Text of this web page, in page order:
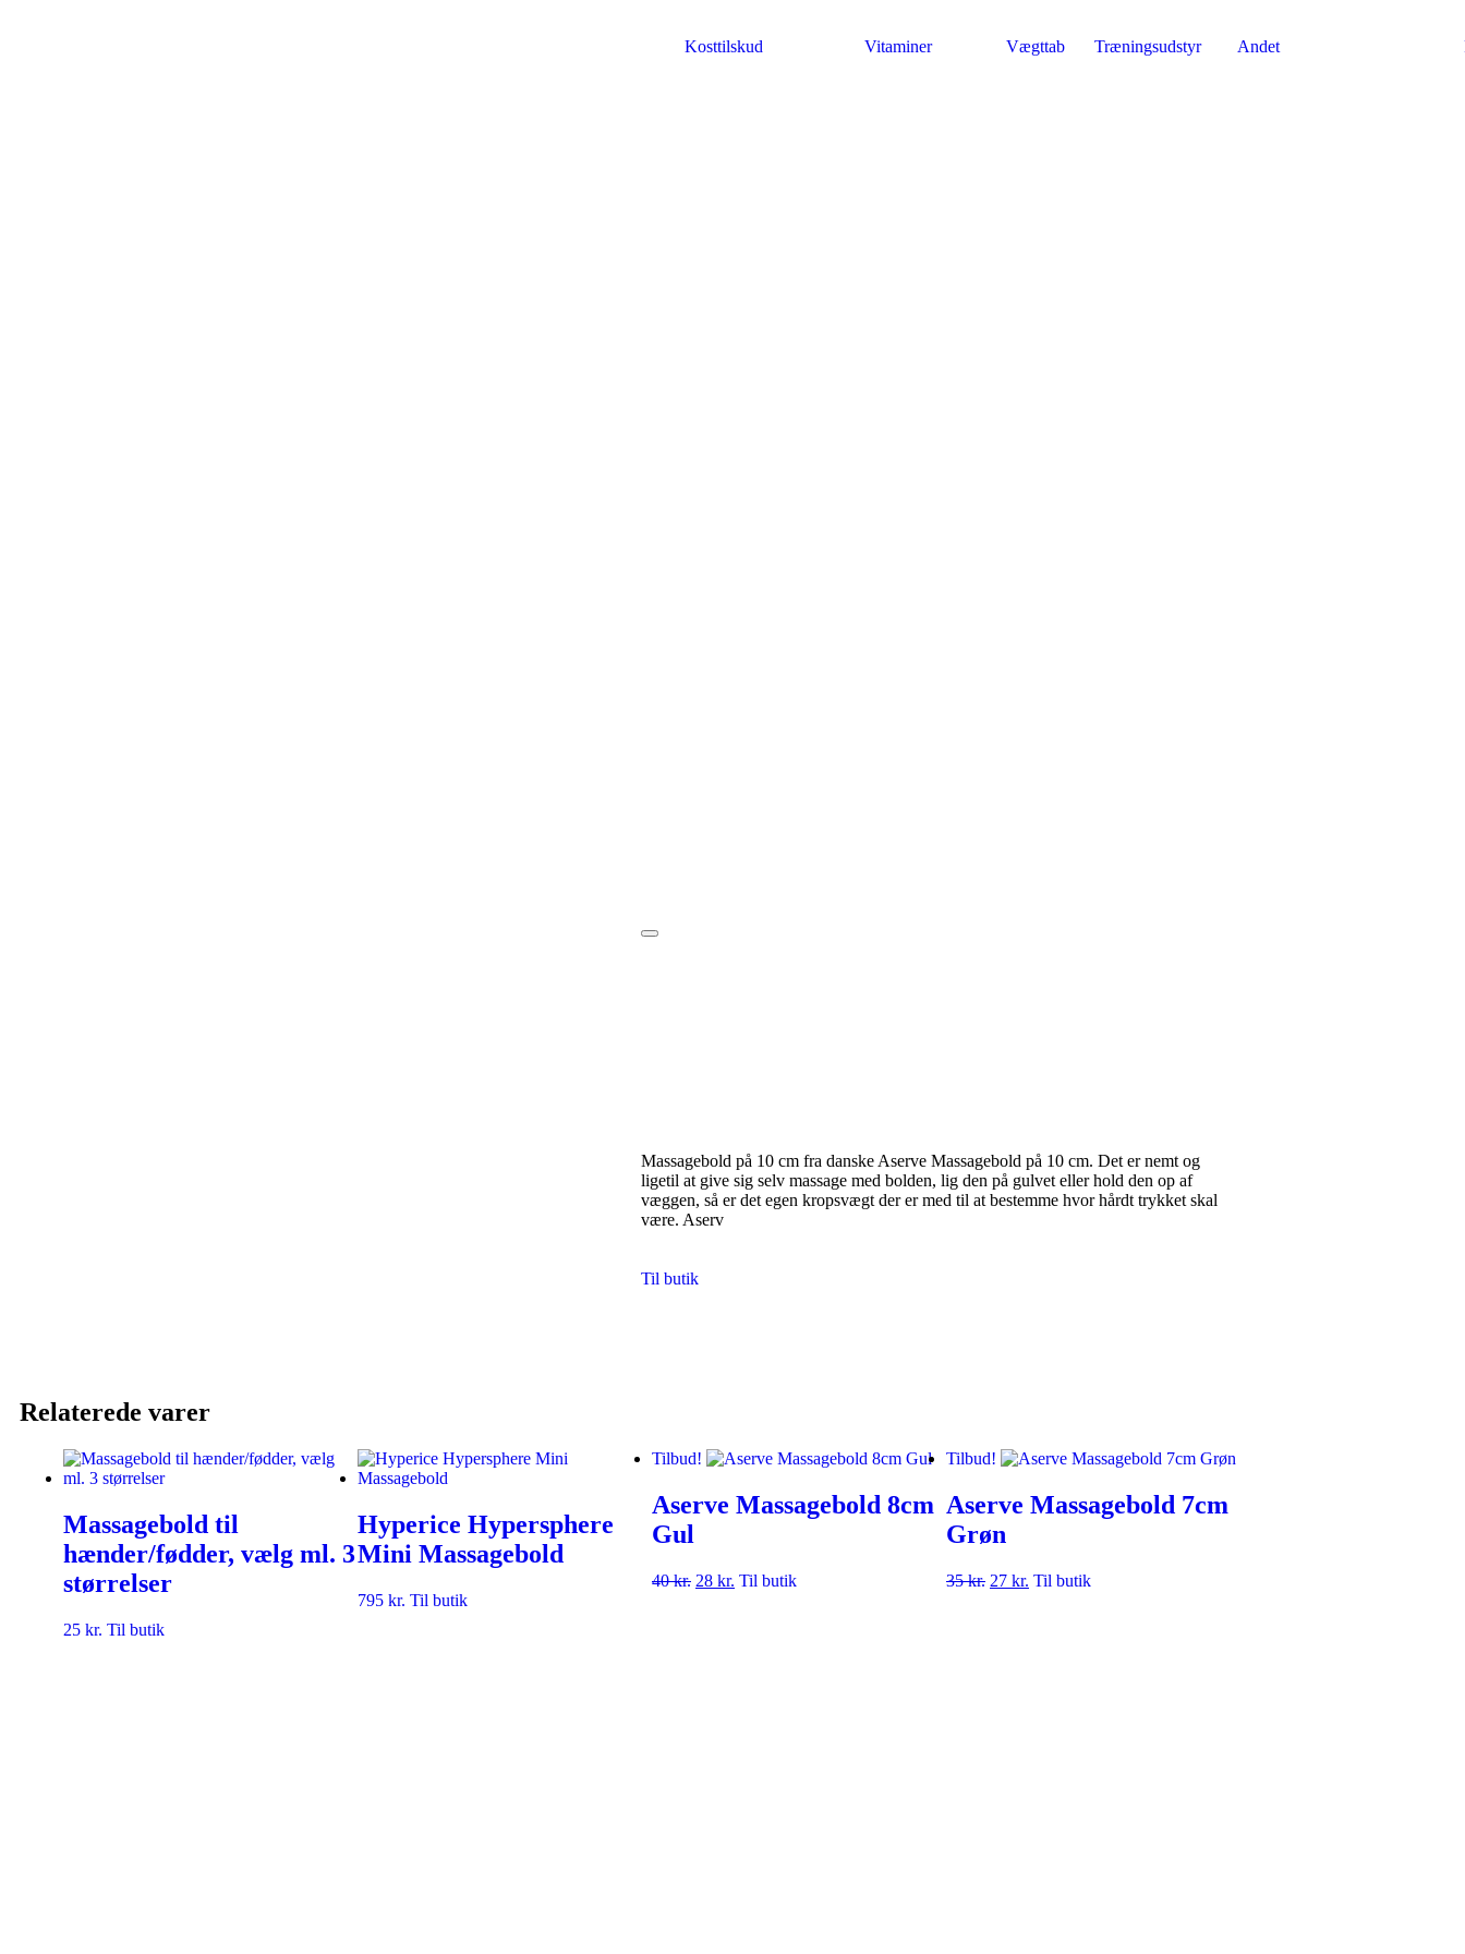
Kosttilskud Vitaminer Vægttab Træningsudstyr Andet
Hamburger Toggle Menu
Massagebold på 10 cm fra danske Aserve Massagebold på 10 cm. Det er nemt og
ligetil at give sig selv massage med bolden, lig den på gulvet eller hold den op af
væggen, så er det egen kropsvægt der er med til at bestemme hvor hårdt trykket skal
være. Aserv
Til butik
Relaterede varer
Massagebold til
hænder/fødder, vælg ml. 3
størrelser
25 kr. Til butik
Hyperice Hypersphere
Mini Massagebold
795 kr. Til butik
Tilbud!
Aserve Massagebold 8cm
Gul
40kr. 28 kr. Til butik
Tilbud!
Aserve Massagebold 7cm
Grøn
35kr. 27 kr. Til butik